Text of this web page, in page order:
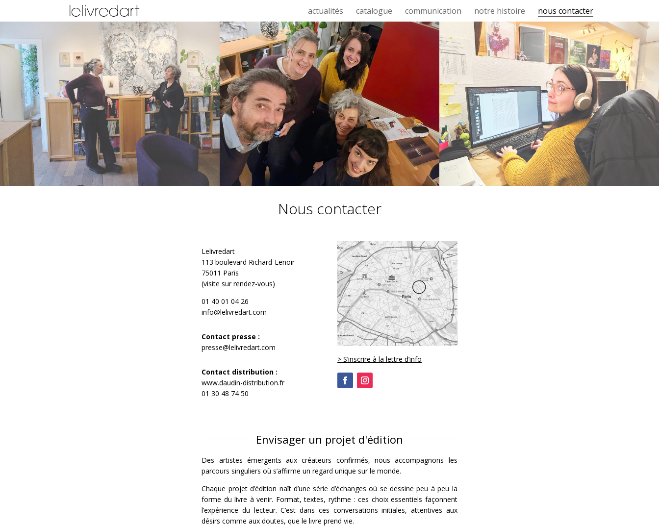
actualités catalogue communication notre histoire nous contacter
Nous contacter
Lelivredart
113 boulevard Richard-Lenoir
75011 Paris
(visite sur rendez-vous)
01 40 01 04 26
info@lelivredart.com
Contact presse :
presse@lelivredart.com
Contact distribution :
www.daudin-distribution.fr
01 30 48 74 50
> S’inscrire à la lettre d’info
Envisager un projet d'édition
Des artistes émergents aux créateurs confirmés, nous accompagnons les
parcours singuliers où s’affirme un regard unique sur le monde.
Chaque projet d’édition naît d’une série d’échanges où se dessine peu à peu la
forme du livre à venir. Format, textes, rythme : ces choix essentiels façonnent
l’expérience du lecteur. C’est dans ces conversations initiales, attentives aux
désirs comme aux doutes, que le livre prend vie.